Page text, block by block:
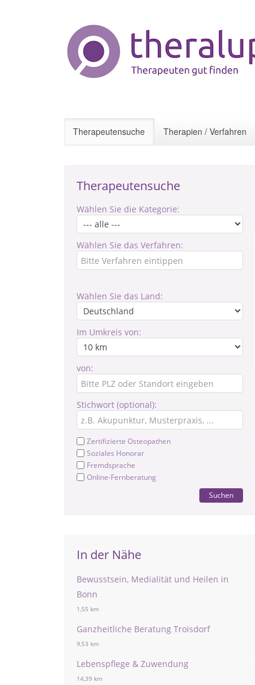
Therapeutensuche Therapien / Verfahren
Therapeutensuche
Wählen Sie die Kategorie:
Wählen Sie das Verfahren:
Wählen Sie das Land:
Im Umkreis von:
von:
Stichwort (optional):
Zertifizierte Osteopathen
Soziales Honorar
Fremdsprache
Online-Fernberatung
Suchen
In der Nähe
Bewusstsein, Medialität und Heilen in
Bonn
1,55 km
Ganzheitliche Beratung Troisdorf
9,53 km
Lebenspflege & Zuwendung
14,39 km